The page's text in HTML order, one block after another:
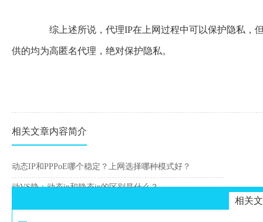
综上述所说，代理IP在上网过程中可以保护隐私，
供的均为高匿名代理，绝对保护隐私。
相关文章内容简介
动态IP和PPPoE哪个稳定？上网选择哪种模式好？
动VS静：动态ip和静态ip的区别是什么？
相关